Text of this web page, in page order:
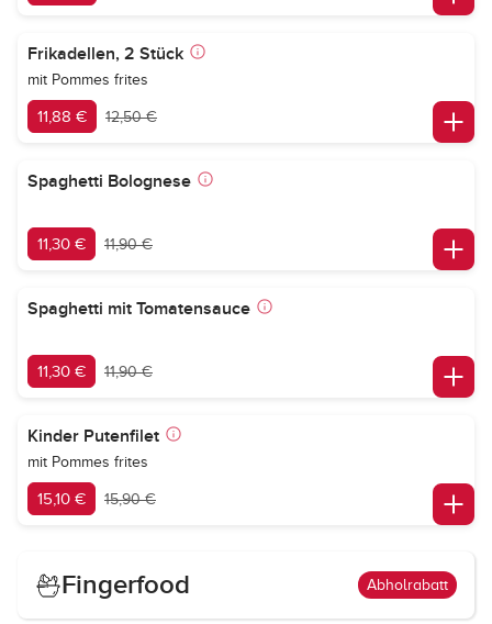
Frikadellen, 2 Stück
mit Pommes frites
11,88 € 12,50 €
Spaghetti Bolognese
11,30 € 11,90 €
Spaghetti mit Tomatensauce
11,30 € 11,90 €
Kinder Putenfilet
mit Pommes frites
15,10 € 15,90 €
Fingerfood Abholrabatt